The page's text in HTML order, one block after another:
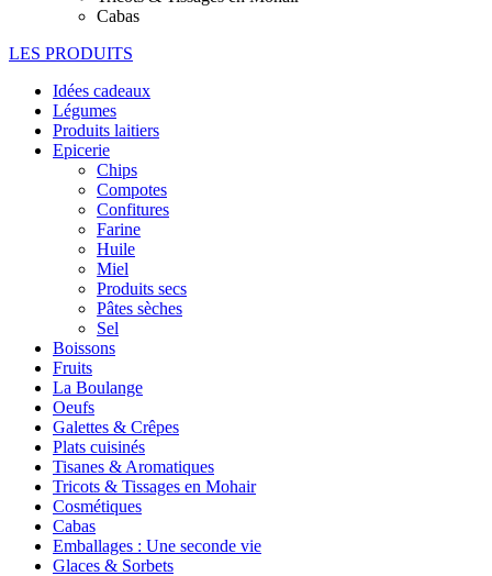
Cabas
LES PRODUITS
Idées cadeaux
Légumes
Produits laitiers
Epicerie
Chips
Compotes
Confitures
Farine
Huile
Miel
Produits secs
Pâtes sèches
Sel
Boissons
Fruits
La Boulange
Oeufs
Galettes & Crêpes
Plats cuisinés
Tisanes & Aromatiques
Tricots & Tissages en Mohair
Cosmétiques
Cabas
Emballages : Une seconde vie
Glaces & Sorbets